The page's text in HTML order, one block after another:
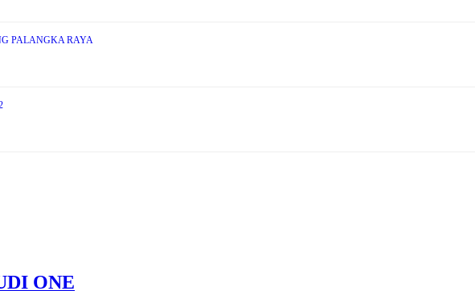
PALANGKA RAYA
ONE